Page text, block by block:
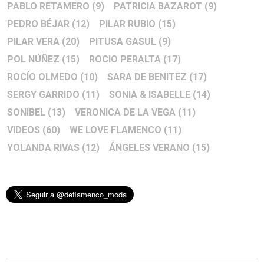
PABLO RETAMERO (9) PATRICIA BAZAROT (9)
PEDRO BÉJAR (12) PILAR RUBIO (15)
PILAR VERA (20) PITUSA GASUL (9)
POL NÚÑEZ (15) ROCIO PERALTA (17)
ROCÍO OLMEDO (10) SARA DE BENITEZ (17)
SERGY GARRIDO (11) SONIA & ISABELLE (14)
SONIBEL (13) VERONICA DE LA VEGA (11)
VIDEOS (60) WE LOVE FLAMENCO (11)
YOLANDA RIVAS (12) ÁNGELES VERANO (15)